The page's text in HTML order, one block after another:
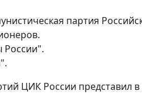
партия
России".
ЦИК России представил